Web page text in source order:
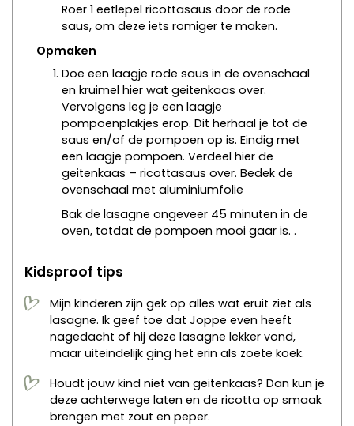
Roer 1 eetlepel ricottasaus door de rode
saus, om deze iets romiger te maken.
Opmaken
Doe een laagje rode saus in de ovenschaal
en kruimel hier wat geitenkaas over.
Vervolgens leg je een laagje
pompoenplakjes erop. Dit herhaal je tot de
saus en/of de pompoen op is. Eindig met
een laagje pompoen. Verdeel hier de
geitenkaas – ricottasaus over. Bedek de
ovenschaal met aluminiumfolie
Bak de lasagne ongeveer 45 minuten in de
oven, totdat de pompoen mooi gaar is. .
Kidsproof tips
Mijn kinderen zijn gek op alles wat eruit ziet als
lasagne. Ik geef toe dat Joppe even heeft
nagedacht of hij deze lasagne lekker vond,
maar uiteindelijk ging het erin als zoete koek.
Houdt jouw kind niet van geitenkaas? Dan kun je
deze achterwege laten en de ricotta op smaak
brengen met zout en peper.